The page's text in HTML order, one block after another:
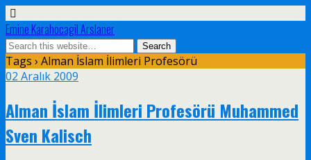
Emine Karahocagil Arslaner
Tags › Alman İslam İlimleri Profesörü
02 Aralık 2009
Alman İslam İlimleri Profesörü Muhammed
Sven Kalisch